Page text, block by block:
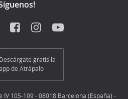
Descárgate gratis la
de Atrápalo
IV 105-109 - 08018 Barcelona (España) -